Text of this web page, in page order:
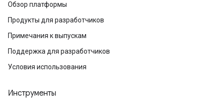
Обзор платформы
Продукты для разработчиков
Примечания к выпускам
Поддержка для разработчиков
Условия использования
Инструменты